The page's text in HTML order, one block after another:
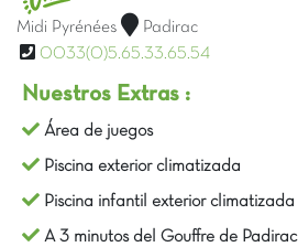
Midi Pyrénées
Padirac
0033(0)5.65.33.65.54
Nuestros Extras :
Área de juegos
Piscina exterior climatizada
Piscina infantil exterior climatizada
A 3 minutos del Gouffre de Padirac